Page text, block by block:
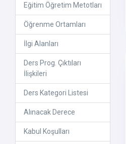
Eğitim Öğretim Metotları
Öğrenme Ortamları
İlgi Alanları
Ders Prog. Çıktıları
İlişkileri
Ders Kategori Listesi
Alınacak Derece
Kabul Koşulları